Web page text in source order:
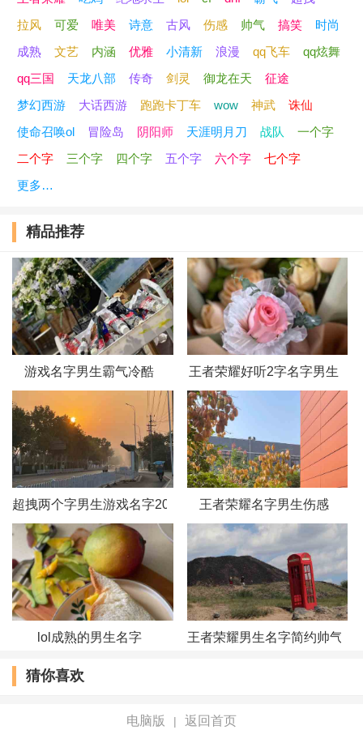
44、朕可是太高冷
45、军中绿花
46、寂寞让人盲
47、悠闲日子
48、横扫｀天下邪与恶
49、挽泪
50、觅你风川间
51、暗世メ铁骑
52、本吃货法号：能吃
53、奈絲凸咪球
54、墨离尘
55、虎锦掏
57、抹不掉的伤
58、尘世喧嚣
59、转身留下一抹落寞
60、宇宙小船
拉风
可爱 唯美 诗意 古风 伤感 帅气 搞笑
时尚
成熟
文艺 内涵 优雅 小清新 浪漫 qq飞车
qq炫舞
qq三国
天龙八部 传奇 剑灵 御龙在天
征途
梦幻西游
大话西游 跑跑卡丁车 wow 神武
诛仙
使命召唤ol
冒险岛 阴阳师 天涯明月刀 战队
一个字
二个字
三个字 四个字 五个字 六个字
七个字
更多…
精品推荐
游戏名字男生霸气冷酷 王者荣耀好听2字名字男生
超拽两个字男生游戏名字2018_断天王者荣耀名字男生伤感
lol成熟的男生名字 王者荣耀男生名字简约帅气
猜你喜欢
电脑版 | 返回首页